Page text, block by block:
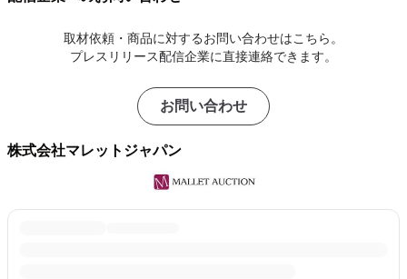
取材依頼・商品に対するお問い合わせはこちら。
プレスリリース配信企業に直接連絡できます。
お問い合わせ
株式会社マレットジャパン